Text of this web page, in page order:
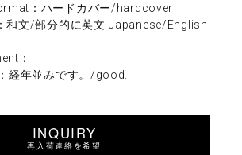
：ハードカバー/hardcover
和文/部分的に英文-Japanese/English
：
経年並みです。/good.
INQUIRY
再入荷連絡を希望